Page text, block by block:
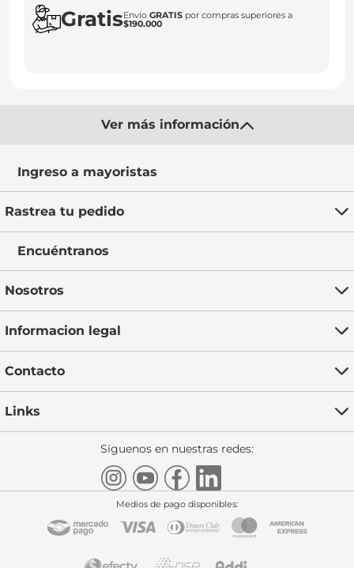
GratisEnvíoGRATIS por compras superiores a
$190.000
Ver más información
Ingreso a mayoristas
Rastrea tu pedido
Encuéntranos
Nosotros
Informacion legal
Contacto
Links
Síguenos en nuestras redes:
Medios de pago disponibles: